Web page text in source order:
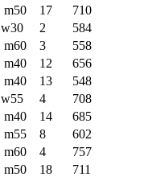
m50 17
710
w30 2
584
m60 3
558
m40 12
656
m40 13
548
w55 4
708
m40 14
685
m55 8
602
m60 4
757
m50 18
711